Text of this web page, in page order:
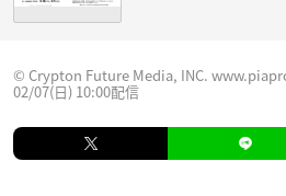
© Crypton Future Media, INC.
02/07(日) 10:00配信